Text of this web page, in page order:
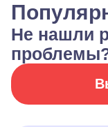
Не нашли